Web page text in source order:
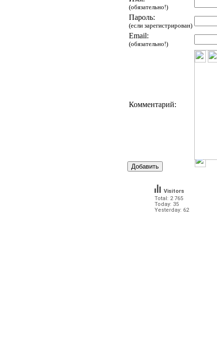
(обязательно!)
Пароль:
(если зарегистрирован)
Email:
(обязательно!)
Комментарий:
Total: 2 765
Today: 35
Yesterday: 62
Visitors